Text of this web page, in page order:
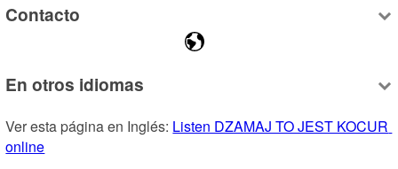
Contacto
En otros idiomas
Ver esta página en Inglés: Listen DZAMAJ TO JEST KOCUR
online